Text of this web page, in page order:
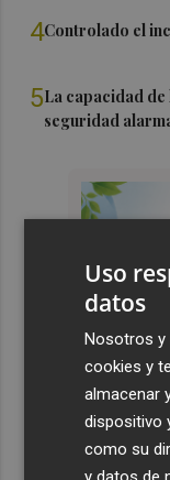
4Controlado el
5La capacidad
seguridad
Uso
datos
Nosotros
cookies y
almacenar
dispositivo
como su